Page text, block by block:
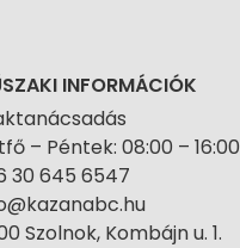
INFORMÁCIÓK
– Péntek: 08:00 – 16:00
30 645 6547
Szolnok, Kombájn u. 1.